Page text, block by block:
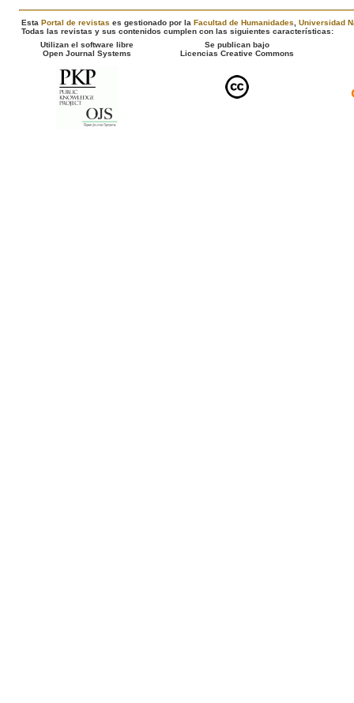
Esta Portal de revistas es gestionado por la Facultad de Humanidades
Universidad
Todas las revistas y sus contenidos cumplen con las siguientes características:
Utilizan el software libre
Open Journal Systems
Se publican bajo
Licencias Creative Commons